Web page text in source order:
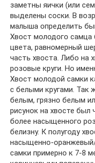
заметны яички (или
выделены соски. В
малыша определить
Хвост молодого самца
цвета, равномерный
часть хвоста. Либо на
розовые круги. Но
Хвост молодой самки
с белыми кругами.
белым, грязно белым
рисунок на хвосте
более насыщенного
белизну. К полугоду
насыщенно-
самки примерно к 7-8